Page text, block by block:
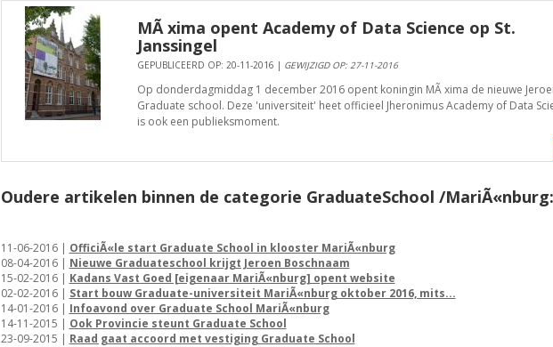
MÃ xima opent Academy of Data Science op St.
Janssingel
GEPUBLICEERD OP: 20-11-2016 | GEWIJZIGD OP: 27-11-2016
Op donderdagmiddag 1 december 2016 opent koningin MÃ xima de nieuwe
Graduate school. Deze 'universiteit' heet officieel Jheronimus Academy of Data
is ook een publieksmoment.
Oudere artikelen binnen de categorie GraduateSchool /MariÃ«nburg:
11-06-2016 | OfficiÃ«le start Graduate School in klooster MariÃ«nburg
08-04-2016 | Nieuwe Graduateschool krijgt Jeroen Boschnaam
15-02-2016 | Kadans Vast Goed [eigenaar MariÃ«nburg] opent website
02-02-2016 | Start bouw Graduate-universiteit MariÃ«nburg oktober 2016, mits...
14-01-2016 | Infoavond over Graduate School MariÃ«nburg
14-11-2015 | Ook Provincie steunt Graduate School
23-09-2015 | Raad gaat accoord met vestiging Graduate School